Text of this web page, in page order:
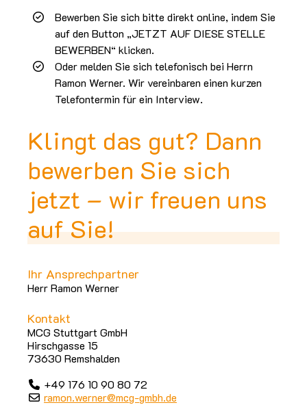
Bewerben Sie sich bitte direkt online, indem Sie
auf den Button „JETZT AUF DIESE STELLE
BEWERBEN“ klicken.
Oder melden Sie sich telefonisch bei Herrn
Ramon Werner. Wir vereinbaren einen kurzen
Telefontermin für ein Interview.
Klingt das gut? Dann
bewerben Sie sich
jetzt – wir freuen uns
auf Sie!
Ihr Ansprechpartner
Herr Ramon Werner
Kontakt
MCG Stuttgart GmbH
Hirschgasse 15
73630 Remshalden
+49 176 10 90 80 72
ramon.werner@mcg-gmbh.de